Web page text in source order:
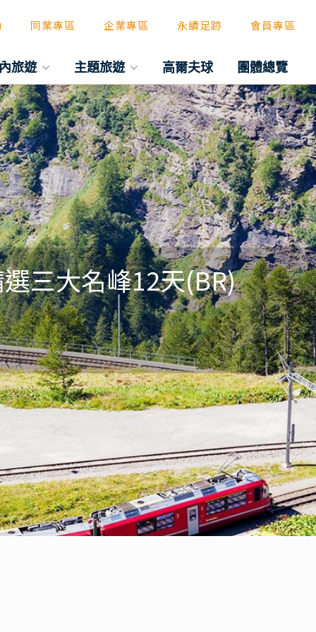
同業專區 企業專區 永續足跡 會員專區
旅遊 主題旅遊 高爾夫球 團體總覽
三大名峰12天(BR)